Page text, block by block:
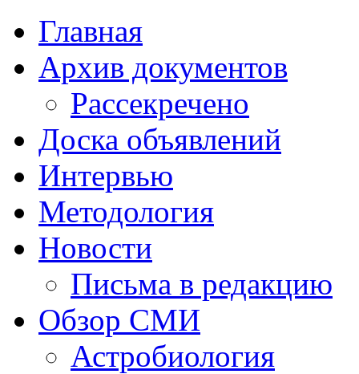
Главная
Архив документов
Рассекречено
Доска объявлений
Интервью
Методология
Новости
Письма в редакцию
Обзор СМИ
Астробиология